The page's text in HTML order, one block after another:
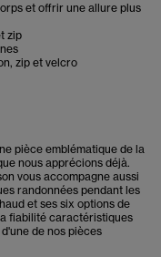
et offrir une allure plus
zip
zip et velcro
pièce emblématique de la
nous apprécions déjà.
vous accompagne aussi
randonnées pendant les
et ses six options de
fiabilité caractéristiques
de nos pièces